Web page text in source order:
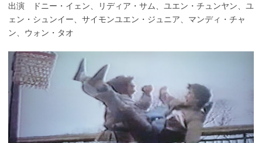
出演 ドニー・イェン、リディア・サム、ユエン・チュンヤン、ユ
ェン・シュンイー、サイモンユエン・ジュニア、マンディ・チャ
ン、ウォン・タオ